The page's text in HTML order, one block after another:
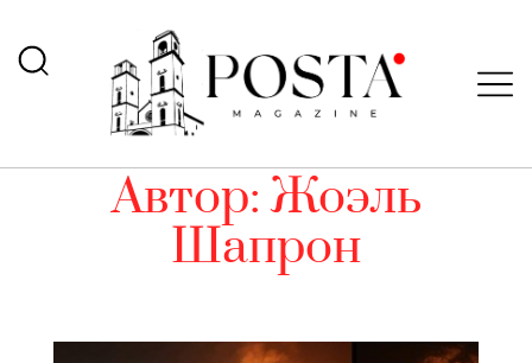
Автор:Жоэль
Шапрон